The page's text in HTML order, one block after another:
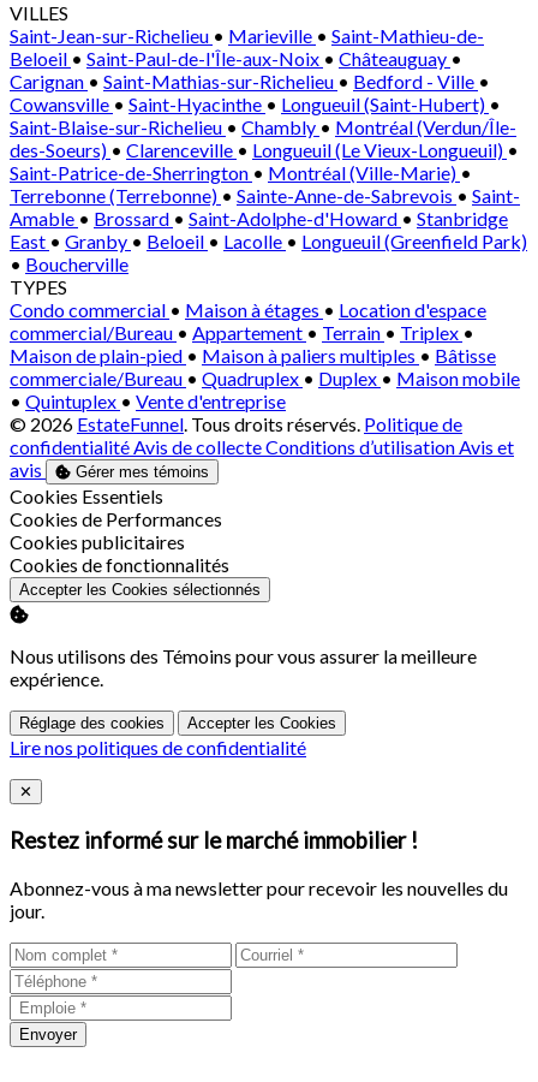
VILLES
Saint-Jean-sur-Richelieu • Marieville • Saint-Mathieu-de-
Beloeil • Saint-Paul-de-l'Île-aux-Noix • Châteauguay •
Carignan • Saint-Mathias-sur-Richelieu • Bedford - Ville •
Cowansville • Saint-Hyacinthe • Longueuil (Saint-Hubert) •
Saint-Blaise-sur-Richelieu • Chambly • Montréal (Verdun/Île-
des-Soeurs) • Clarenceville • Longueuil (Le Vieux-Longueuil) •
Saint-Patrice-de-Sherrington • Montréal (Ville-Marie) •
Terrebonne (Terrebonne) • Sainte-Anne-de-Sabrevois • Saint-
Amable • Brossard • Saint-Adolphe-d'Howard • Stanbridge
East • Granby • Beloeil • Lacolle • Longueuil (Greenfield Park)
• Boucherville
TYPES
Condo commercial • Maison à étages • Location d'espace
commercial/Bureau • Appartement • Terrain • Triplex •
Maison de plain-pied • Maison à paliers multiples • Bâtisse
commerciale/Bureau • Quadruplex • Duplex • Maison mobile
• Quintuplex • Vente d'entreprise
© 2026 EstateFunnel. Tous droits réservés. Politique de
confidentialitéAvis de collecteConditions d’utilisationAvis et
avis
Gérer mes témoins
Activer
Cookies Essentiels
Activer
Cookies de Performances
Activer
Cookies publicitaires
Activer
Cookies de fonctionnalités
Accepter les Cookies sélectionnés
Nous utilisons des Témoins pour vous assurer la meilleure
expérience.
Réglage des cookies Accepter les Cookies
Lire nos politiques de confidentialité
Close
✕
Restez informé sur le marché immobilier !
Abonnez-vous à ma newsletter pour recevoir les nouvelles du
jour.
Envoyer